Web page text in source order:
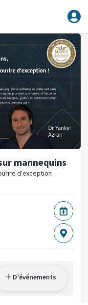
mannequins
d'exception
D'événements